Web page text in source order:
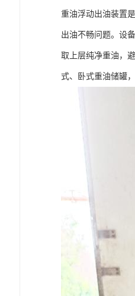
重油浮动出油装置
出油不畅问题。设
取上层纯净重油，
式、卧式重油储罐